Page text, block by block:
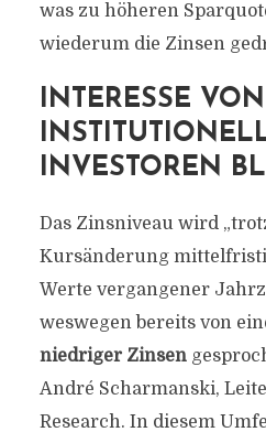
was zu höheren
wiederum die Zinsen
INTERESSE VON
INVESTOREN
Das Zinsniveau wird
Kursänderung
Werte vergangener
weswegen bereits von
niedriger Zinsen
André Scharmanski,
Research. In diesem